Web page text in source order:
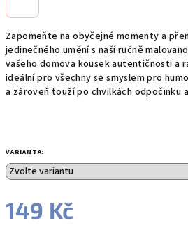
Zapomeňte na obyčejné momenty a
jedinečného umění s naší ručně
vašeho domova kousek autentičnosti a
ideální pro všechny se smyslem pro
a zároveň touží po chvilkách odpočinku
VARIANTA:
149 Kč